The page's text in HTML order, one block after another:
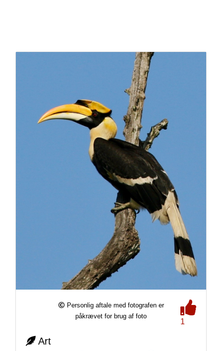
Personlig aftale med fotografen er
påkrævet for brug af foto
1
Art